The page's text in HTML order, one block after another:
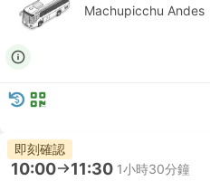
Machupicchu Andes
即刻確認
10:00 11:30 1小時30分鐘